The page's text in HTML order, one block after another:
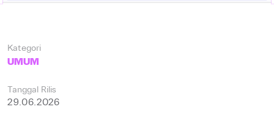
Kategori
UMUM
Tanggal Rilis
29.06.2026